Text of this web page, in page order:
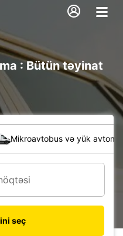
: Bütün təyinat
Mikroavtobus və yük
seç